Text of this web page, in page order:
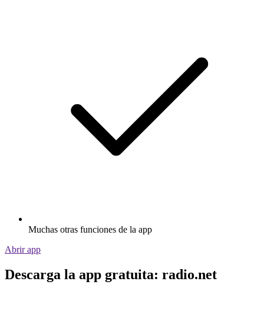
Muchas otras funciones de la app
Abrir app
Descarga la app gratuita: radio.net